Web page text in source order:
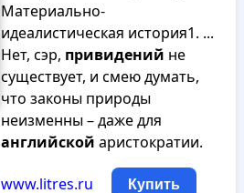
Материально-
идеалистическая история1. ...
Нет, сэр, привидений не
существует, и смею думать,
что законы природы
неизменны – даже для
английской аристократии.
www.litres.ru Купить